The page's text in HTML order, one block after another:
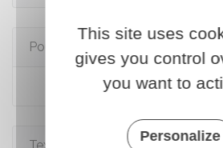
Pour en savoir plus
Assurance automobile
This site uses
gives you control
you want to
Personalize